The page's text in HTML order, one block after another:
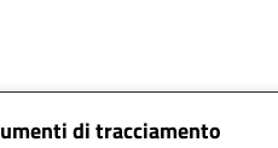
di tracciamento